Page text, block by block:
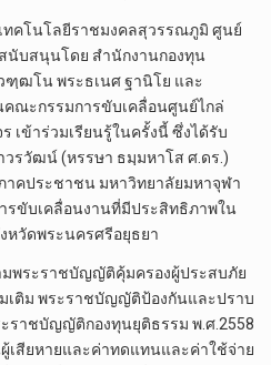
ทคโนโลยีราชมงคลสุวรรณภูมิ ศูนย์
นับสนุนโดย สำนักงานกองทุน
ฑฺฒโน พระธเนศ ฐานิโย และ
ณะกรรมการขับเคลื่อนศูนย์ไกล่
เข้าร่วมเรียนรู้ในครั้งนี้ ซึ่งได้รับ
รวัฒน์ (หรรษา ธมฺมหาโส ศ.ดร.)
าคประชาชน มหาวิทยาลัยมหาจุฬา
รขับเคลื่อนงานที่มีประสิทธิภาพใน
หวัดพระนครศรีอยุธยา
มพระราชบัญญัติคุ้มครองผู้ประสบภัย
มเติม พระราชบัญญัติป้องกันและปราบ
ราชบัญญัติกองทุนยุติธรรม พ.ศ.2558
สียหายและค่าทดแทนและค่าใช้จ่าย